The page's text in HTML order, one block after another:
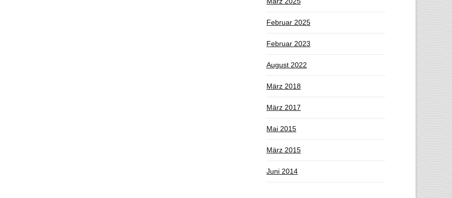
Februar 2025
Februar 2023
August 2022
März 2018
März 2017
Mai 2015
März 2015
Juni 2014